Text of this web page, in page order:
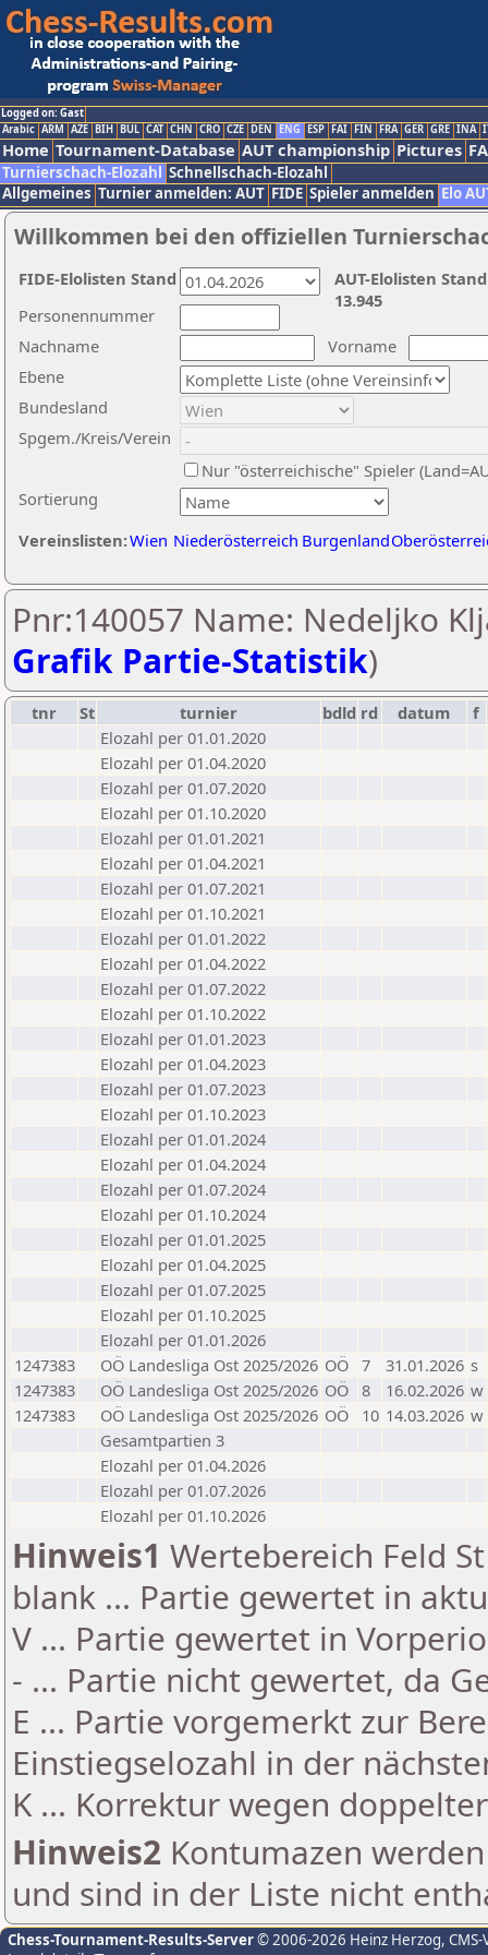
Logged on: Gast
Arabic ARM AZE BIH BUL CAT CHN CRO CZE DEN ENG ESP FAI FIN FRA GER GRE INA
Home Tournament-Database AUT championship Pictures
Turnierschach-Elozahl Schnellschach-Elozahl
Allgemeines Turnier anmelden: AUT FIDE Spieler anmelden Elo
Willkommen bei den offiziellen
Nachname
Vorname
Ebene
Sortierung
Personennummer
Bundesland
Spgem./Kreis/Verein
Nur "österreichische" Spieler
Vereinslisten:Wien Niederösterreich Burgenland
AUT-Elolisten
13.945
FIDE-Elolisten Stand
Pnr:140057 Name: Nedeljko
Grafik Partie-Statistik)
tnr St turnier bdld rd datum
f
Elozahl per 01.01.2020
Elozahl per 01.04.2020
Elozahl per 01.07.2020
Elozahl per 01.10.2020
Elozahl per 01.01.2021
Elozahl per 01.04.2021
Elozahl per 01.07.2021
Elozahl per 01.10.2021
Elozahl per 01.01.2022
Elozahl per 01.04.2022
Elozahl per 01.07.2022
Elozahl per 01.10.2022
Elozahl per 01.01.2023
Elozahl per 01.04.2023
Elozahl per 01.07.2023
Elozahl per 01.10.2023
Elozahl per 01.01.2024
Elozahl per 01.04.2024
Elozahl per 01.07.2024
Elozahl per 01.10.2024
Elozahl per 01.01.2025
Elozahl per 01.04.2025
Elozahl per 01.07.2025
Elozahl per 01.10.2025
Elozahl per 01.01.2026
1247383
OÖ Landesliga Ost 2025/2026 OÖ 7 31.01.2026 s
1247383
OÖ Landesliga Ost 2025/2026 OÖ 8 16.02.2026 w
1247383
OÖ Landesliga Ost 2025/2026 OÖ 10 14.03.2026 w
Gesamtpartien 3
Elozahl per 01.04.2026
Elozahl per 01.07.2026
Elozahl per 01.10.2026
Hinweis1 Wertebereich Feld
blank ... Partie gewertet in
V ... Partie gewertet in
- ... Partie nicht gewertet, da
E ... Partie vorgemerkt zur
Einstiegselozahl in der
K ... Korrektur wegen
Hinweis2 Kontumazen
und sind in der Liste nicht
Chess-Tournament-Results-Server© 2006-2026 Heinz Herzog,